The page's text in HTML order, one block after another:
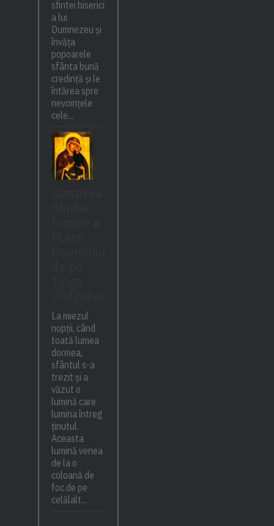
sfintei biserici
a lui
Dumnezeu și
învăța
popoarele
sfânta bună
credință și le
întărea spre
nevoințele
cele...
La miezul
nopții, când
toată lumea
dormea,
sfântul s-a
trezit și a
văzut o
lumină care
lumina întreg
ținutul.
Aceasta
lumină venea
de la o
coloană de
foc de pe
celălalt...